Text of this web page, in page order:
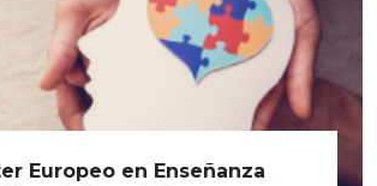
Europeo en Enseñanza